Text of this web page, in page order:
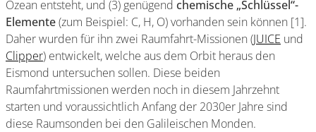
Ozean entsteht, und (3) genügend chemische „Schlüssel“-
Elemente(zum Beispiel: C, H, O) vorhanden sein können [1].
Daher wurden für ihn zwei Raumfahrt-Missionen (JUICE und
Clipper) entwickelt, welche aus dem Orbit heraus den
Eismond untersuchen sollen. Diese beiden
Raumfahrtmissionen werden noch in diesem Jahrzehnt
starten und voraussichtlich Anfang der 2030er Jahre sind
diese Raumsonden bei den Galileischen Monden.